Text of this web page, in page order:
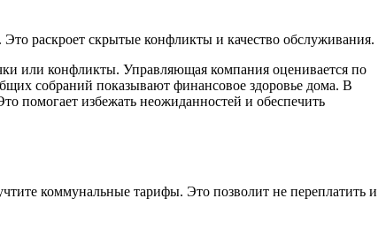
раскроет скрытые конфликты и качество обслуживания.
или конфликты. Управляющая компания оценивается по
собраний показывают финансовое здоровье дома. В
помогает избежать неожиданностей и обеспечить
коммунальные тарифы. Это позволит не переплатить и